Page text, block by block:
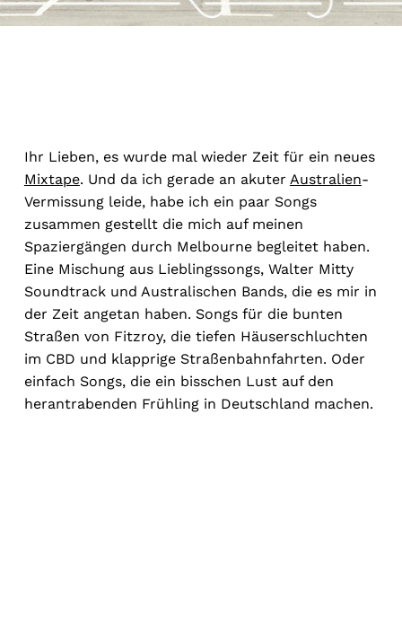
Ihr Lieben, es wurde mal wieder Zeit für ein neues
Mixtape. Und da ich gerade an akuter Australien-
Vermissung leide, habe ich ein paar Songs
zusammen gestellt die mich auf meinen
Spaziergängen durch Melbourne begleitet haben.
Eine Mischung aus Lieblingssongs, Walter Mitty
Soundtrack und Australischen Bands, die es mir in
der Zeit angetan haben. Songs für die bunten
Straßen von Fitzroy, die tiefen Häuserschluchten
im CBD und klapprige Straßenbahnfahrten. Oder
einfach Songs, die ein bisschen Lust auf den
herantrabenden Frühling in Deutschland machen.